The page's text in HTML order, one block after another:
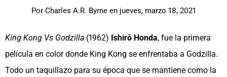
Por Charles A.R. Byrne en jueves, marzo 18, 2021
King Kong Vs Godzilla (1962) Ishirō Honda, fue la primera
película en color donde King Kong se enfrentaba a Godzilla.
Todo un taquillazo para su época que se mantiene como la